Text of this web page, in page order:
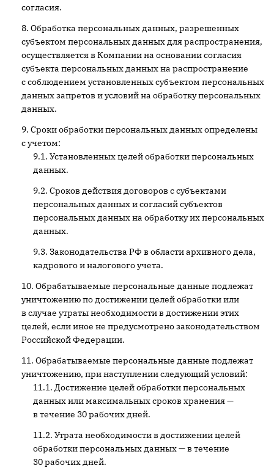
согласия.
Обработка персональных данных, разрешенных
субъектом персональных данных для распространения,
осуществляется в Компании на основании согласия
субъекта персональных данных на распространение
с соблюдением установленных субъектом персональных
данных запретов и условий на обработку персональных
данных.
Сроки обработки персональных данных определены
с учетом:
Установленных целей обработки персональных
данных.
Сроков действия договоров с субъектами
персональных данных и согласий субъектов
персональных данных на обработку их персональных
данных.
Законодательства РФ в области архивного дела,
кадрового и налогового учета.
Обрабатываемые персональные данные подлежат
уничтожению по достижении целей обработки или
в случае утраты необходимости в достижении этих
целей, если иное не предусмотрено законодательством
Российской Федерации.
Обрабатываемые персональные данные подлежат
уничтожению, при наступлении следующий условий:
Достижение целей обработки персональных
данных или максимальных сроков хранения —
в течение 30 рабочих дней.
Утрата необходимости в достижении целей
обработки персональных данных — в течение
30 рабочих дней.